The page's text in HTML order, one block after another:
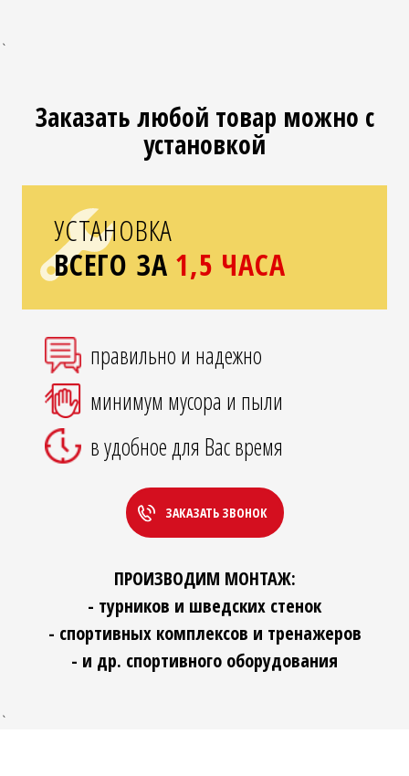
`
Заказать любой товар можно с
установкой
УСТАНОВКА
ВСЕГО ЗА 1,5 ЧАСА
правильно и надежно
минимум мусора и пыли
в удобное для Вас время
ЗАКАЗАТЬ ЗВОНОК
ПРОИЗВОДИМ МОНТАЖ:
- турников и шведских стенок
- спортивных комплексов и тренажеров
- и др. спортивного оборудования
`